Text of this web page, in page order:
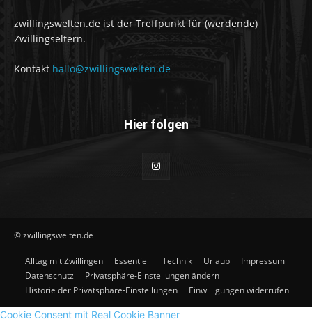
zwillingswelten.de ist der Treffpunkt für (werdende)
Zwillingseltern.
Kontakt hallo@zwillingswelten.de
Hier folgen
© zwillingswelten.de
Alltag mit Zwillingen Essentiell Technik Urlaub
Impressum
Datenschutz
Privatsphäre-Einstellungen ändern
Historie der Privatsphäre-Einstellungen
Einwilligungen widerrufen
Cookie Consent mit Real Cookie Banner